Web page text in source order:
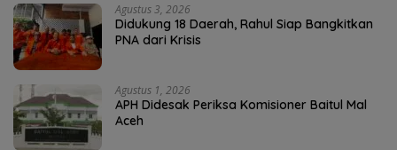
Agustus 3, 2026
Didukung 18 Daerah, Rahul Siap Bangkitkan
PNA dari Krisis
Agustus 1, 2026
APH Didesak Periksa Komisioner Baitul Mal
Aceh